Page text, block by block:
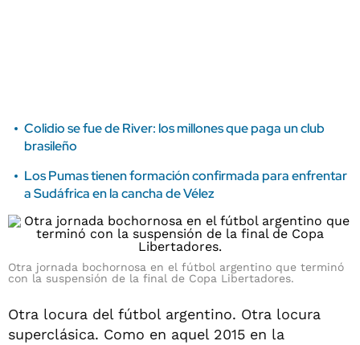
Colidio se fue de River: los millones que paga un club
brasileño
Los Pumas tienen formación confirmada para enfrentar
a Sudáfrica en la cancha de Vélez
Otra jornada bochornosa en el fútbol argentino que terminó
con la suspensión de la final de Copa Libertadores.
Otra locura del fútbol argentino. Otra locura
superclásica. Como en aquel 2015 en la